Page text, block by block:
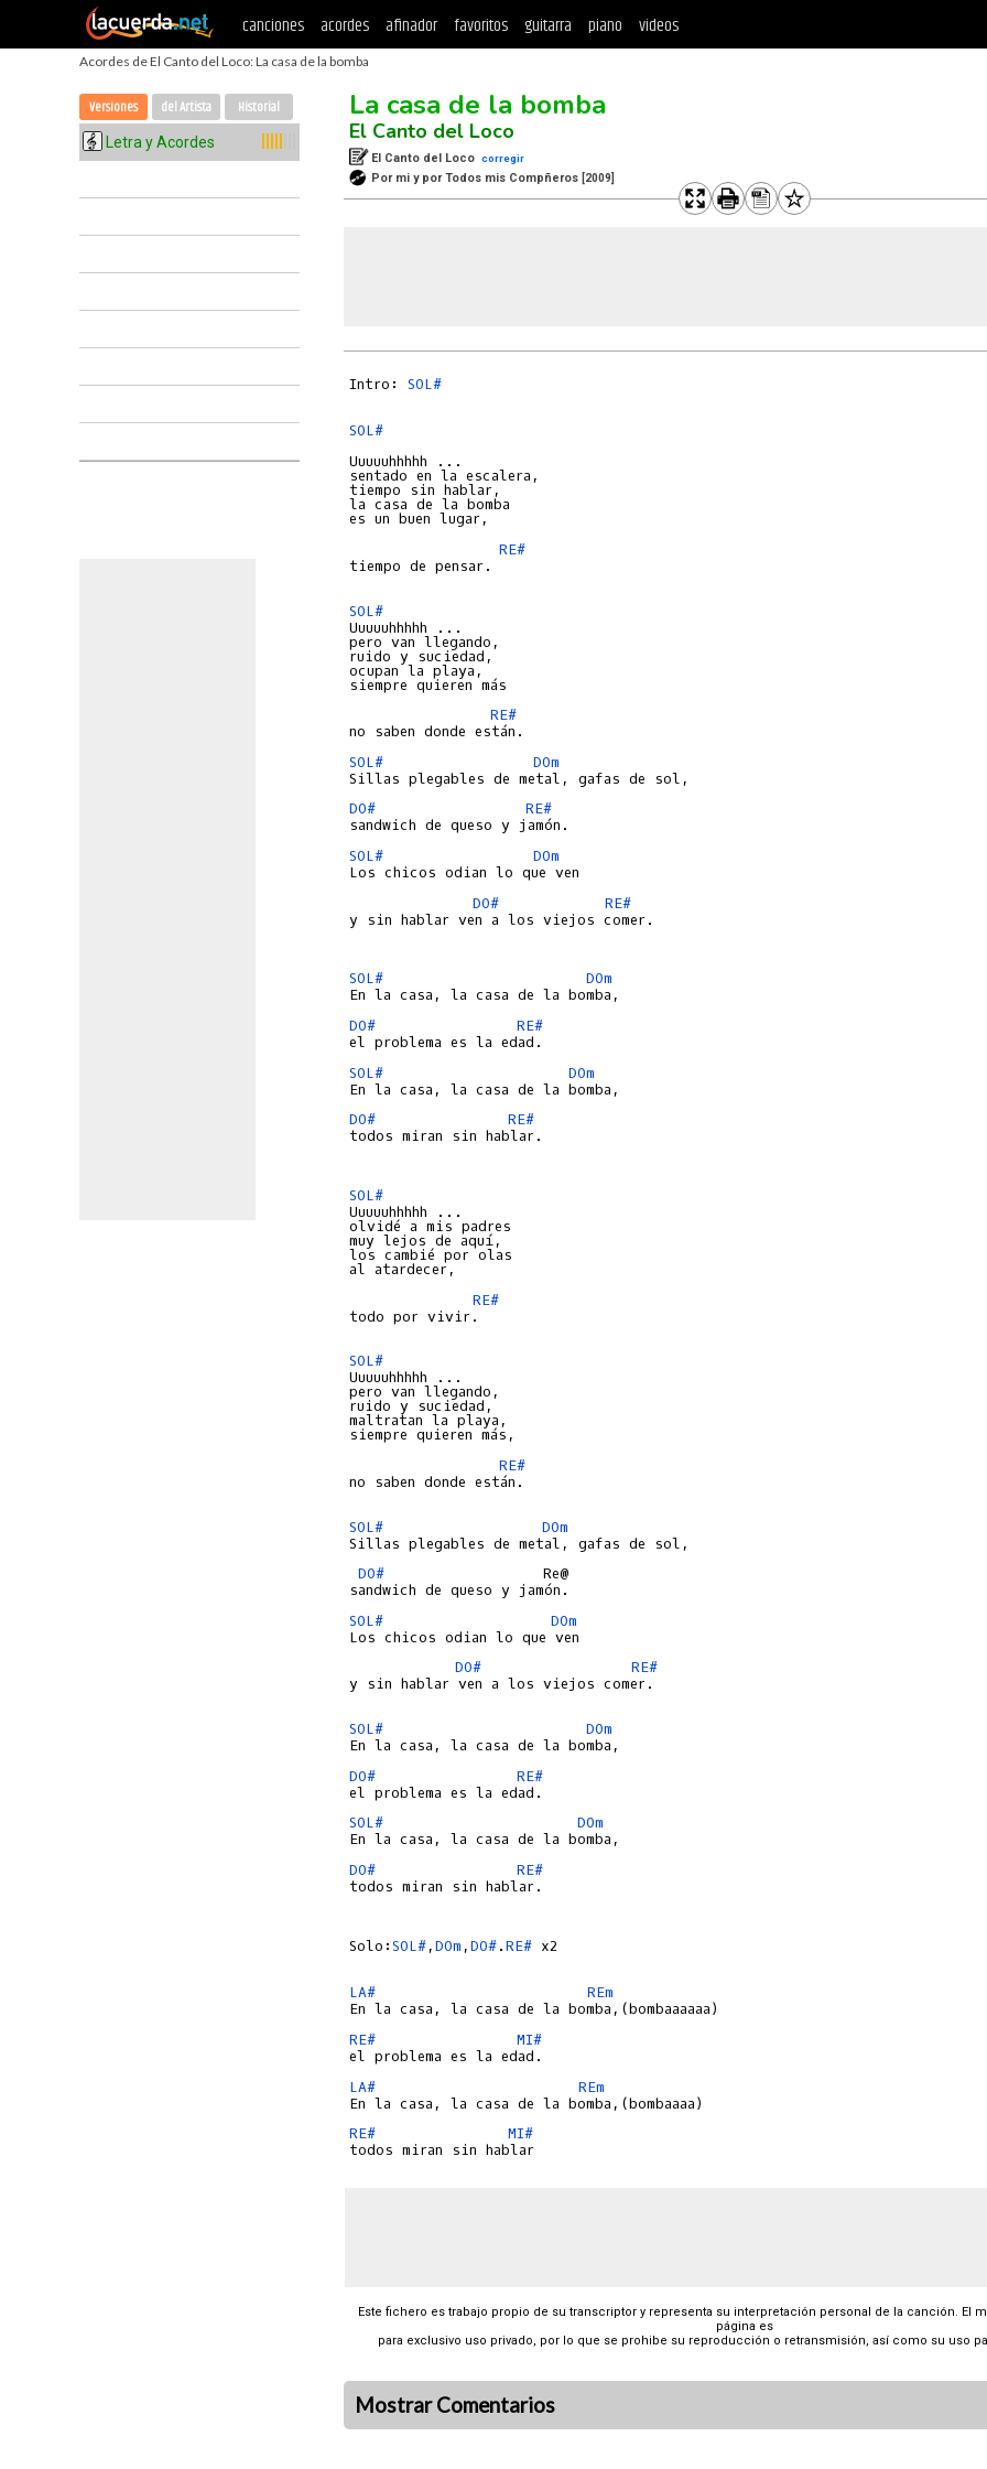
canciones acordes afinador favoritos guitarra piano videos
Acordes de El Canto del Loco: La casa de la bomba
Versiones del Artista Historial
Letra y Acordes
La casa de la bomba
El Canto del Loco
El Canto del Loco corregir
Por mi y por Todos mis Compñeros [2009]
Intro: SOL#
SOL#
Uuuuuhhhhh ...
sentado en la escalera,
tiempo sin hablar,
la casa de la bomba
RE#
tiempo de pensar.
SOL#
pero van llegando,
ruido y suciedad,
ocupan la playa,
RE#
SOL#
DOm
DO#
RE#
SOL#
DOm
DO#
RE#
y sin hablar ven a los viejos comer.
SOL#
DOm
DO#
RE#
SOL#
DOm
DO#
RE#
todos miran sin hablar.
SOL#
olvidé a mis padres
muy lejos de aquí,
los cambié por olas
RE#
todo por vivir.
SOL#
pero van llegando,
ruido y suciedad,
maltratan la playa,
RE#
no saben donde están.
SOL#
DOm
DO#
                  Re@
SOL#
DOm
DO#
RE#
y sin hablar ven a los viejos comer.
SOL#
DOm
DO#
RE#
SOL#
DOm
DO#
RE#
todos miran sin hablar.
Solo:SOL#,DOm ,DO#.RE# x2
LA#
REm
RE#
MI#
LA#
REm
RE#
MI#
Este fichero es trabajo propio de su transcriptor y representa su interpretación personal de la canción. El
página es
para exclusivo uso privado, por lo que se prohibe su reproducción o retransmisión, así como su uso
Mostrar Comentarios